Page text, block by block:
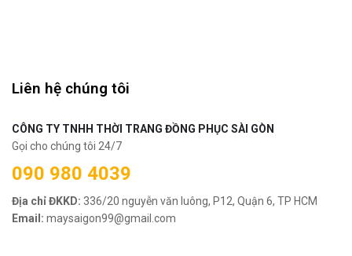
Liên hệ chúng tôi
CÔNG TY TNHH THỜI TRANG ĐỒNG PHỤC SÀI GÒN
Gọi cho chúng tôi 24/7
090 980 4039
Địa chỉ ĐKKD: 336/20 nguyễn văn luông, P12, Quận 6, TP HCM
Email: maysaigon99@gmail.com